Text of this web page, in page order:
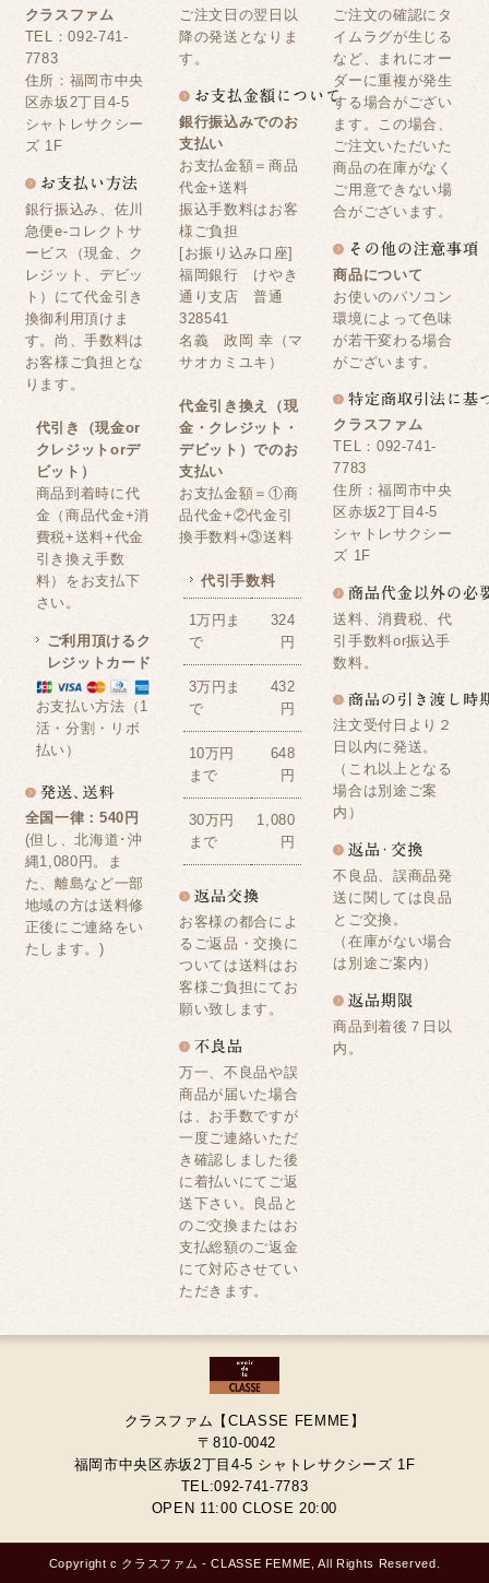
クラスファム
TEL：092-741-
7783
住所：福岡市中央
区赤坂2丁目4-5
シャトレサクシー
ズ 1F
銀行振込み、佐川
急便e-コレクトサ
ービス（現金、ク
レジット、デビッ
ト）にて代金引き
換御利用頂けま
す。尚、手数料は
お客様ご負担とな
ります。
代引き（現金or
クレジットorデ
ビット）
商品到着時に代
金（商品代金+消
費税+送料+代金
引き換え手数
料）をお支払下
さい。
ご利用頂けるク
レジットカード
お支払い方法（1
活・分割・リボ
払い）
全国一律：540円
(但し、北海道･沖
縄1,080円。ま
た、離島など一部
地域の方は送料修
正後にご連絡をい
たします。)
ご注文日の翌日以
降の発送となりま
す。
銀行振込みでのお
支払い
お支払金額＝商品
代金+送料
振込手数料はお客
様ご負担
[お振り込み口座]
福岡銀行 けやき
通り支店 普通
328541
名義 政岡 幸（マ
サオカミユキ）
代金引き換え（現
金・クレジット・
デビット）でのお
支払い
お支払金額＝①商
品代金+②代金引
換手数料+③送料
代引手数料
1万円ま
で
324
円
3万円ま
で
432
円
10万円
まで
648
円
30万円
まで
1,080
円
お客様の都合によ
るご返品・交換に
ついては送料はお
客様ご負担にてお
願い致します。
万一、不良品や誤
商品が届いた場合
は、お手数ですが
一度ご連絡いただ
き確認しました後
に着払いにてご返
送下さい。良品と
のご交換またはお
支払総額のご返金
にて対応させてい
ただきます。
ご注文の確認にタ
イムラグが生じる
など、まれにオー
ダーに重複が発生
する場合がござい
ます。この場合、
ご注文いただいた
商品の在庫がなく
ご用意できない場
合がございます。
商品について
お使いのパソコン
環境によって色味
が若干変わる場合
がございます。
クラスファム
TEL：092-741-
7783
住所：福岡市中央
区赤坂2丁目4-5
シャトレサクシー
ズ 1F
送料、消費税、代
引手数料or振込手
数料。
注文受付日より２
日以内に発送。
（これ以上となる
場合は別途ご案
内）
不良品、誤商品発
送に関しては良品
とご交換。
（在庫がない場合
は別途ご案内）
商品到着後７日以
内。
クラスファム【CLASSE FEMME】
〒810-0042
福岡市中央区赤坂2丁目4-5 シャトレサクシーズ 1F
TEL:092-741-7783
OPEN 11:00 CLOSE 20:00
Copyright c クラスファム - CLASSE FEMME, All Rights Reserved.